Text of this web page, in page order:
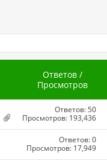
Ответов /
Просмотров
Ответов: 50
Просмотров: 193,436
Ответов: 0
Просмотров: 17,949